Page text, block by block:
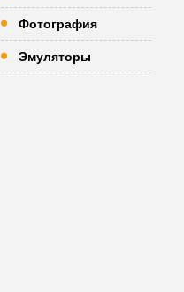
Фотография
Эмуляторы